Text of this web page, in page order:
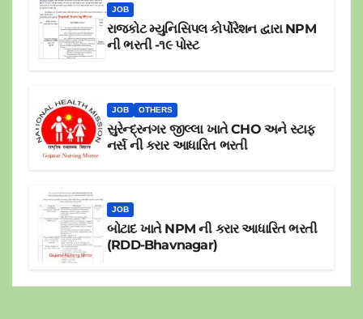
JOB
રાજકોટ મ્યુનિસિપલ કોર્પોરેશન દ્વારા NPM
ની ભરતી -૧૯ પોસ્ટ
JOB OTHERS
સુરેન્દ્રનગર જીલ્લા ખાતે CHO અને સ્ટાફ
નર્સ ની કરાર આધારિત ભરતી
JOB
બોટાદ ખાતે NPM ની કરાર આધારિત ભરતી
(RDD-Bhavnagar)